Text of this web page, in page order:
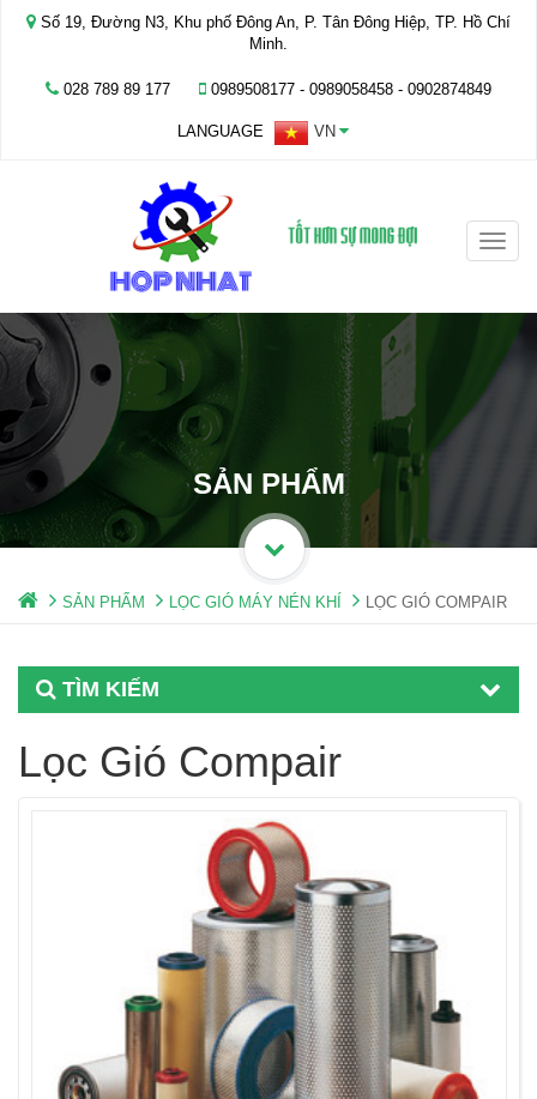
Số 19, Đường N3, Khu phố Đông An, P. Tân Đông Hiệp, TP. Hồ Chí
Minh.
028 789 89 177 0989508177 - ‭0989058458‬ - 0902874849
LANGUAGE VN
Toggle
SẢN PHẨM
SẢN PHẨM LỌC GIÓ MÁY NÉN KHÍ LỌC GIÓ COMPAIR
TÌM KIẾM
Lọc Gió Compair